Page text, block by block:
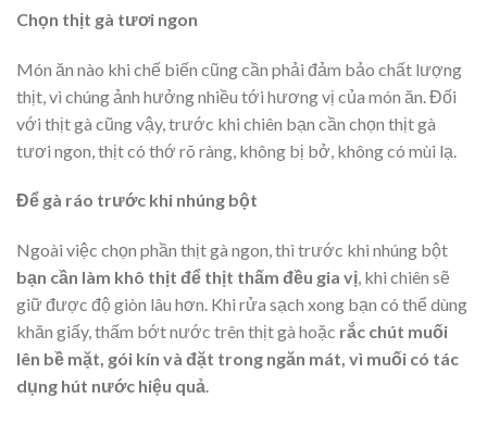
Chọn thịt gà tươi ngon
Món ăn nào khi chế biến cũng cần phải đảm bảo chất lượng
thịt, vì chúng ảnh hưởng nhiều tới hương vị của món ăn. Đối
với thịt gà cũng vậy, trước khi chiên bạn cần chọn thịt gà
tươi ngon, thịt có thớ rõ ràng, không bị bở, không có mùi lạ.
Để gà ráo trước khi nhúng bột
Ngoài việc chọn phần thịt gà ngon, thì trước khi nhúng bột
bạn cần làm khô thịt để thịt thấm đều gia vị, khi chiên sẽ
giữ được độ giòn lâu hơn. Khi rửa sạch xong bạn có thể dùng
khăn giấy, thấm bớt nước trên thịt gà hoặc rắc chút muối
lên bề mặt, gói kín và đặt trong ngăn mát, vì muối có tác
dụng hút nước hiệu quả.